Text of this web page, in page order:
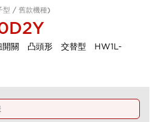
型 / 舊款機種)
開關 凸頭形 交替型 HW1L-